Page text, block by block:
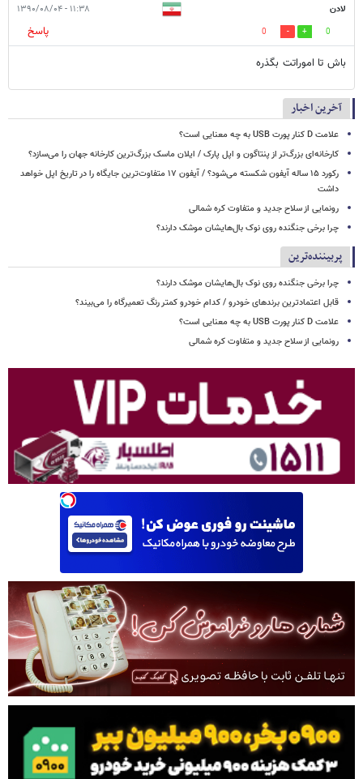
لادن ۱۱:۳۸ - ۱۳۹۰/۰۸/۰۴
0
0
پاسخ
باش تا اموراتت بگذره
آخرین اخبار
علامت D کنار پورت USB به چه معنایی است؟
کارخانه‌ای بزرگ‌تر از پنتاگون و اپل پارک / ایلان ماسک بزرگ‌ترین کارخانه جهان را می‌سازد؟
رکورد ۱۵ ساله آیفون شکسته می‌شود؟ / آیفون ۱۷ متفاوت‌ترین جایگاه را در تاریخ اپل خواهد
داشت
رونمایی از سلاح جدید و متفاوت کره شمالی
چرا برخی جنگنده روی نوک بال‌هایشان موشک‌ دارند؟
پربیننده‌ترین
چرا برخی جنگنده روی نوک بال‌هایشان موشک‌ دارند؟
قابل اعتمادترین برندهای خودرو / کدام خودرو کمتر رنگ تعمیرگاه را می‌بیند؟
علامت D کنار پورت USB به چه معنایی است؟
رونمایی از سلاح جدید و متفاوت کره شمالی